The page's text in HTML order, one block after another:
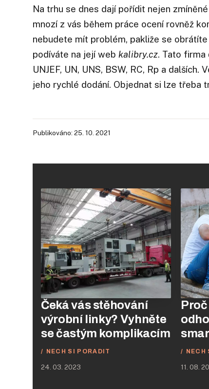
Na trhu se dnes dají pořídit nejen
mnozí z vás během práce ocení rovněž
nebudete mít problém, pakliže se
podíváte na její web kalibry.cz. Tato firma
UNJEF, UN, UNS, BSW, RC, Rp a
jeho rychlé dodání. Objednat si lze třeba
Publikováno: 25. 10. 2021
Čeká vás stěhování
výrobní linky? Vyhněte
se častým komplikacím
NECH SI PORADIT
24. 03. 2023
NECH
11. 08.